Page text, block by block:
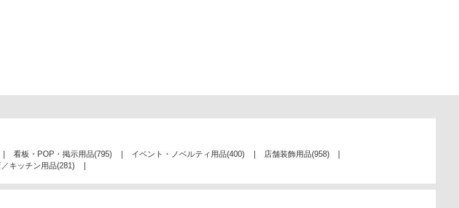
看板・POP・掲示用品(795) イベント・ノベルティ用品(400) 店舗装飾用品(958)
キッチン用品(281)